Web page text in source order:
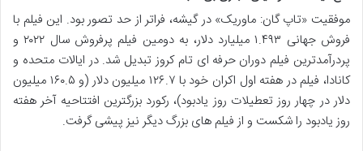
موفقیت «تاپ گان: ماوریک» در گیشه، فراتر از حد تصور بود. این فیلم با
فروش جهانی ۱.۴۹۳ میلیارد دلار، به دومین فیلم پرفروش سال ۲۰۲۲ و
پردرآمدترین فیلم دوران حرفه ای تام کروز تبدیل شد. در ایالات متحده و
کانادا، فیلم در هفته اول اکران خود با ۱۲۶.۷ میلیون دلار (و ۱۶۰.۵ میلیون
دلار در چهار روز تعطیلات روز یادبود)، رکورد بزرگترین افتتاحیه آخر هفته
روز یادبود را شکست و از فیلم های بزرگ دیگر نیز پیشی گرفت.